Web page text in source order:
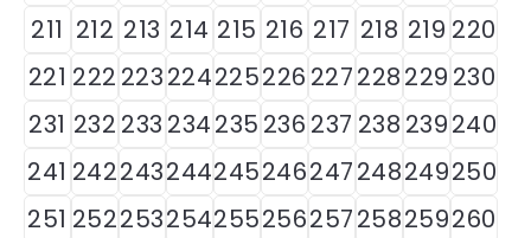
211 212 213 214 215 216 217 218 219 220
221 222 223224225226 227228229 230
231 232 233 234235 236 237 238 239240
241 242243244245246247248249250
251 252253254255256257258259260